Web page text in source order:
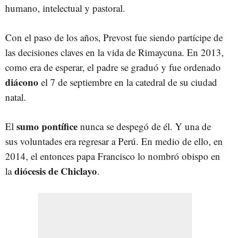
humano, intelectual y pastoral.
Con el paso de los años, Prevost fue siendo partícipe de
las decisiones claves en la vida de Rimaycuna. En 2013,
como era de esperar, el padre se graduó y fue ordenado
diácono el 7 de septiembre en la catedral de su ciudad
natal.
El sumo pontífice nunca se despegó de él. Y una de
sus voluntades era regresar a Perú. En medio de ello, en
2014, el entonces papa Francisco lo nombró obispo en
ladiócesis de Chiclayo.